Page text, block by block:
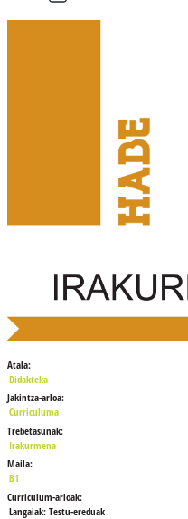
Atala:
Didakteka
Jakintza-arloa:
Curriculuma
Trebetasunak:
Irakurmena
Maila:
B1
Curriculum-arloak:
Langaiak: Testu-ereduak